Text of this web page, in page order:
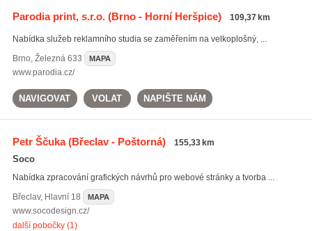
Parodia print, s.r.o.(Brno - Horní Heršpice) 109,37 km
Nabídka služeb reklamního studia se zaměřením na velkoplošný, ...
Brno, Železná 633 MAPA
www.parodia.cz/
NAVIGOVAT VOLAT NAPIŠTE NÁM
Petr Ščuka(Břeclav - Poštorná) 155,33 km
Soco
Nabídka zpracování grafických návrhů pro webové stránky a tvorba ...
Břeclav, Hlavní 18 MAPA
www.socodesign.cz/
další pobočky (1)